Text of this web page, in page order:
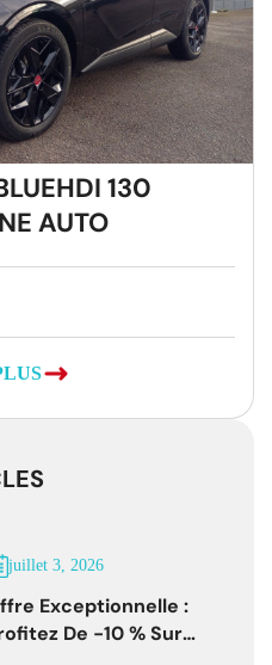
130
AUTO
juillet 3, 2026
Exceptionnelle :
De -10 % Sur